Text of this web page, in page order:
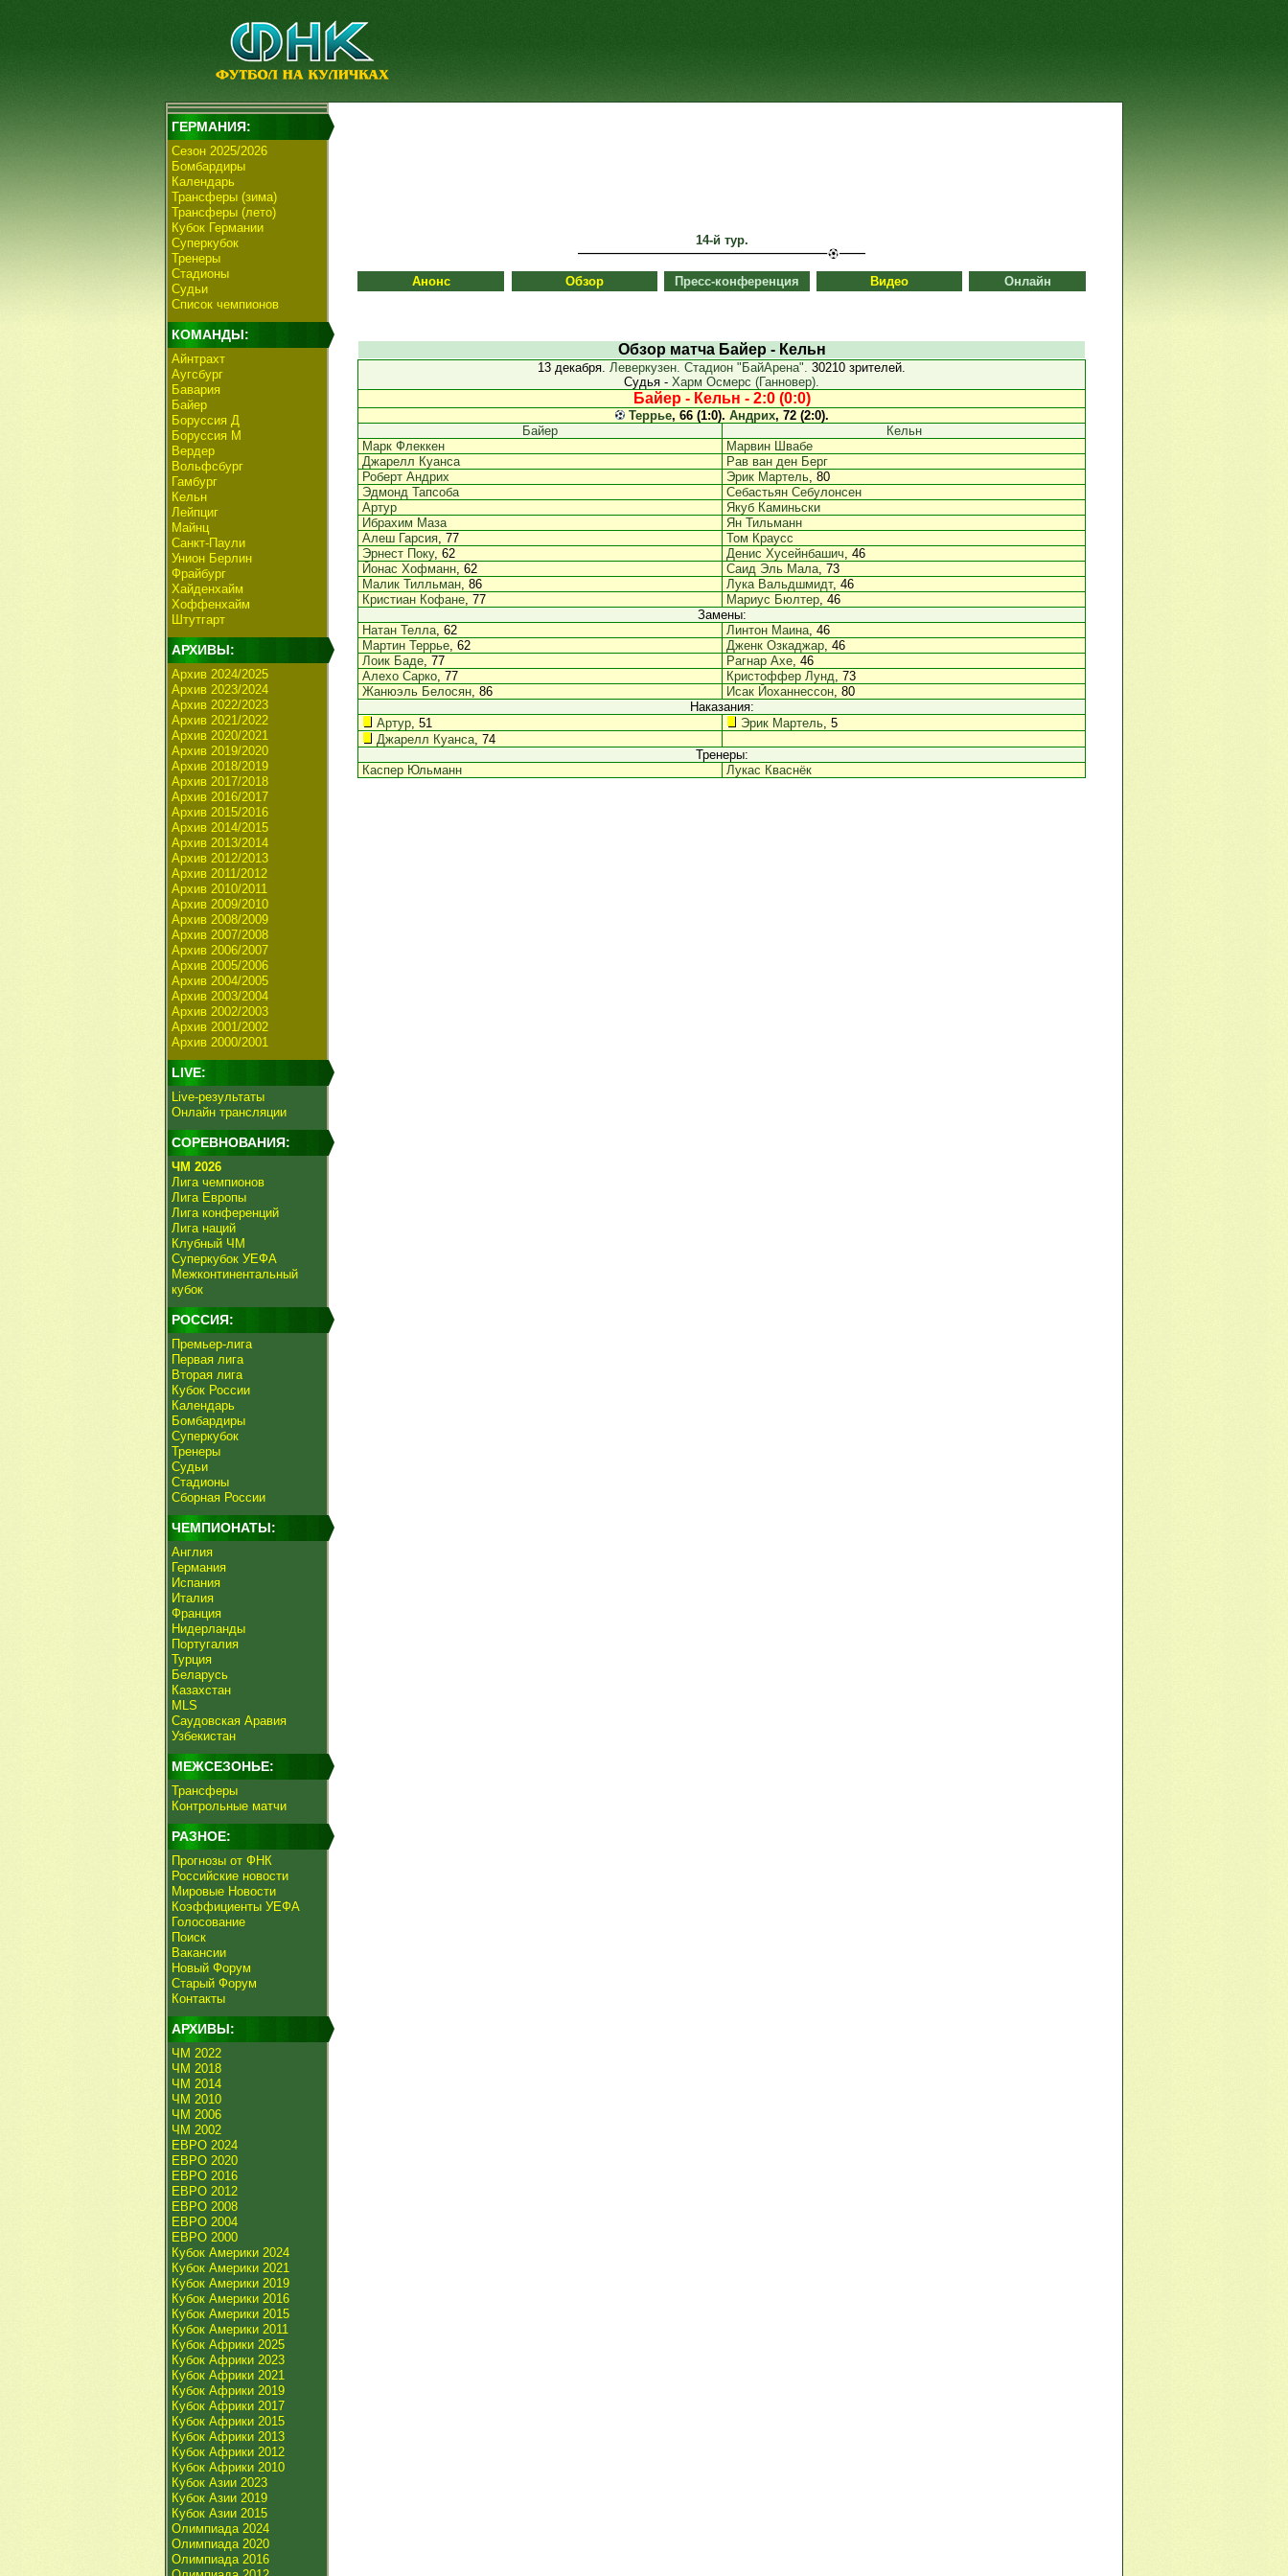
ГЕРМАНИЯ:
Сезон 2025/2026
Бомбардиры
Календарь
Трансферы (зима)
Трансферы (лето)
Кубок Германии
Суперкубок
Тренеры
Стадионы
Судьи
Список чемпионов
КОМАНДЫ:
Айнтрахт
Аугсбург
Бавария
Байер
Боруссия Д
Боруссия М
Вердер
Вольфсбург
Гамбург
Кельн
Лейпциг
Майнц
Санкт-Паули
Унион Берлин
Фрайбург
Хайденхайм
Хоффенхайм
Штутгарт
АРХИВЫ:
Архив 2024/2025
Архив 2023/2024
Архив 2022/2023
Архив 2021/2022
Архив 2020/2021
Архив 2019/2020
Архив 2018/2019
Архив 2017/2018
Архив 2016/2017
Архив 2015/2016
Архив 2014/2015
Архив 2013/2014
Архив 2012/2013
Архив 2011/2012
Архив 2010/2011
Архив 2009/2010
Архив 2008/2009
Архив 2007/2008
Архив 2006/2007
Архив 2005/2006
Архив 2004/2005
Архив 2003/2004
Архив 2002/2003
Архив 2001/2002
Архив 2000/2001
LIVE:
Live-результаты
Онлайн трансляции
СОРЕВНОВАНИЯ:
ЧМ 2026
Лига чемпионов
Лига Европы
Лига конференций
Лига наций
Клубный ЧМ
Суперкубок УЕФА
Межконтинентальный
кубок
РОССИЯ:
Премьер-лига
Первая лига
Вторая лига
Кубок России
Календарь
Бомбардиры
Суперкубок
Тренеры
Судьи
Стадионы
Сборная России
ЧЕМПИОНАТЫ:
Англия
Германия
Испания
Италия
Франция
Нидерланды
Португалия
Турция
Беларусь
Казахстан
MLS
Саудовская Аравия
Узбекистан
МЕЖСЕЗОНЬЕ:
Трансферы
Контрольные матчи
РАЗНОЕ:
Прогнозы от ФНК
Российские новости
Мировые Новости
Коэффициенты УЕФА
Голосование
Поиск
Вакансии
Новый Форум
Старый Форум
Контакты
АРХИВЫ:
ЧМ 2022
ЧМ 2018
ЧМ 2014
ЧМ 2010
ЧМ 2006
ЧМ 2002
ЕВРО 2024
ЕВРО 2020
ЕВРО 2016
ЕВРО 2012
ЕВРО 2008
ЕВРО 2004
ЕВРО 2000
Кубок Америки 2024
Кубок Америки 2021
Кубок Америки 2019
Кубок Америки 2016
Кубок Америки 2015
Кубок Америки 2011
Кубок Африки 2025
Кубок Африки 2023
Кубок Африки 2021
Кубок Африки 2019
Кубок Африки 2017
Кубок Африки 2015
Кубок Африки 2013
Кубок Африки 2012
Кубок Африки 2010
Кубок Азии 2023
Кубок Азии 2019
Кубок Азии 2015
Олимпиада 2024
Олимпиада 2020
Олимпиада 2016
14-й тур.
Анонс Обзор Пресс-конференция Видео Онлайн
Обзор матча Байер - Кельн
13 декабря. Леверкузен. Стадион "БайАрена". 30210 зрителей.
Судья - Харм Осмерс (Ганновер).
Байер - Кельн - 2:0 (0:0)
Террье, 66 (1:0). Андрих, 72 (2:0).
Байер
Кельн
Марк Флеккен
Марвин Швабе
Джарелл Куанса
Рав ван ден Берг
Роберт Андрих
Эрик Мартель, 80
Эдмонд Тапсоба
Себастьян Себулонсен
Артур
Якуб Каминьски
Ибрахим Маза
Ян Тильманн
Алеш Гарсия, 77
Том Краусс
Эрнест Поку, 62 Денис Хусейнбашич, 46
Йонас Хофманн, 62 Саид Эль Мала, 73
Малик Тилльман, 86 Лука Вальдшмидт, 46
Кристиан Кофане, 77 Мариус Бюлтер, 46
Замены:
Натан Телла, 62 Линтон Маина, 46
Мартин Террье, 62 Дженк Озкаджар, 46
Лоик Баде, 77 Рагнар Ахе, 46
Алехо Сарко, 77 Кристоффер Лунд, 73
Жанюэль Белосян, 86 Исак Йоханнессон, 80
Наказания:
Артур, 51 Эрик Мартель, 5
Джарелл Куанса, 74
Тренеры:
Каспер Юльманн
Лукас Кваснёк